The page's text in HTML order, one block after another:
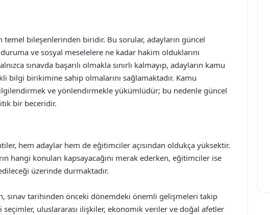
temel bileşenlerinden biridir. Bu sorular, adayların güncel
ve sosyal meselelere ne kadar hakim olduklarını
sınavda başarılı olmakla sınırlı kalmayıp, adayların kamu
bilgi birikimine sahip olmalarını sağlamaktadır. Kamu
ve yönlendirmekle yükümlüdür; bu nedenle güncel
bir beceridir.
hem adaylar hem de eğitimciler açısından oldukça yüksektir.
hangi konuları kapsayacağını merak ederken, eğitimciler ise
üzerinde durmaktadır.
sınav tarihinden önceki dönemdeki önemli gelişmeleri takip
uluslararası ilişkiler, ekonomik veriler ve doğal afetler